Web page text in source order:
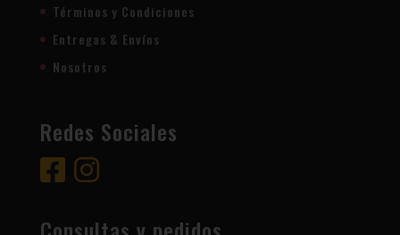
Términos y Condiciones
Entregas & Envíos
Nosotros
Redes Sociales